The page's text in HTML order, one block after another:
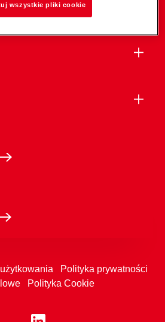
Polityka prywatności
Polityka Cookie
wszystkie pliki cookie